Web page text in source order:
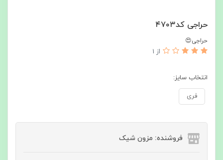
حراجی کد۴۷۰۳
حراجی😍
از 1
انتخاب سایز:
فری
فروشنده: مزون شیک